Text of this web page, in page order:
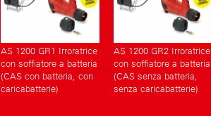
AS 1200 GR1 Irroratrice
con soffiatore a batteria
(CAS con batteria, con
caricabatterie)
AS 1200 GR2 Irroratrice
con soffiatore a batteria
(CAS senza batteria,
senza caricabatterie)